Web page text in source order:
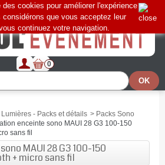
0
des cookies pour améliorer l'expérience
que vous acceptez leur
continuez votre navigation.
- Packs et détails > Packs Sono
enceinte sono MAUI 28 G3 100-150
sans fil
MAUI 28 G3 100-150
+ micro sans fil